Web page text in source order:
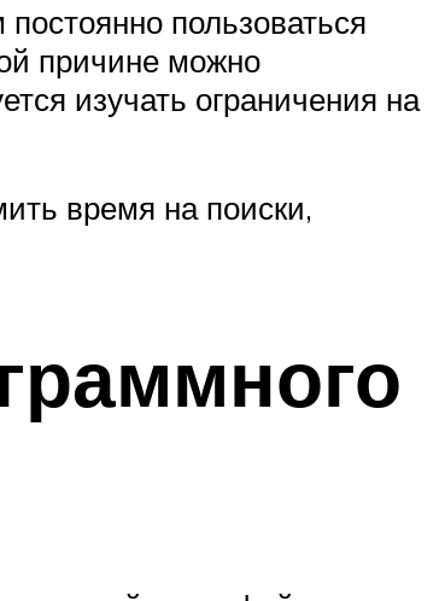
пользоваться
причине можно
изучать ограничения на
время на поиски,